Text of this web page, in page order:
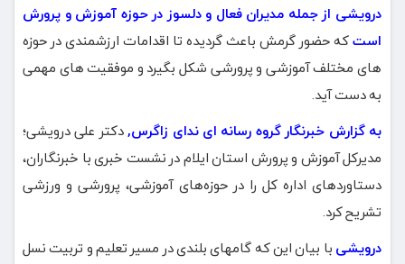
درویشی از جمله مدیران فعال و دلسوز در حوزه آموزش و پرورش
استکه حضور گرمش باعث گردیده تا اقدامات ارزشمندی در حوزه
های مختلف آموزشی و پرورشی شکل بگیرد و موفقیت های مهمی
به دست آید.
به گزارش خبرنگار گروه رسانه ای ندای زاگرس,دکتر علی درویشی؛
مدیرکل آموزش و پرورش استان ایلام در نشست خبری با خبرنگاران،
دستاوردهای اداره کل را در حوزه‌های آموزشی، پرورشی و ورزشی
تشریح کرد.
درویشیبا بیان این که گامهای بلندی در مسیر تعلیم و تربیت نسل